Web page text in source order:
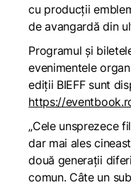
cu producții
de avangardă din
Programul și
evenimentele
ediții BIEFF sunt
https://
„Cele unsprezece
dar mai ales
două generații
comun. Câte un